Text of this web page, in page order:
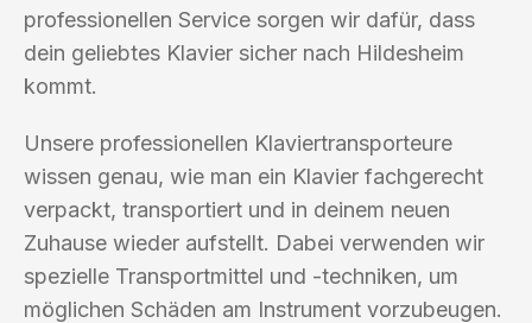
professionellen Service sorgen wir dafür, dass
dein geliebtes Klavier sicher nach Hildesheim
kommt.
Unsere professionellen Klaviertransporteure
wissen genau, wie man ein Klavier fachgerecht
verpackt, transportiert und in deinem neuen
Zuhause wieder aufstellt. Dabei verwenden wir
spezielle Transportmittel und -techniken, um
möglichen Schäden am Instrument vorzubeugen.